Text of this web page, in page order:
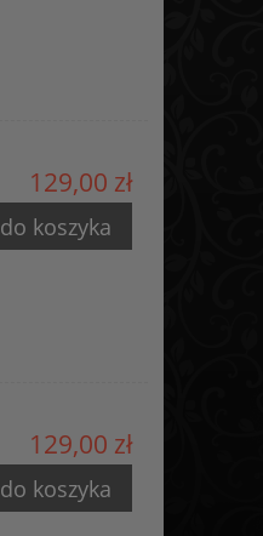
129,00 zł
do koszyka
129,00 zł
do koszyka